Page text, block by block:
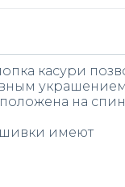
касури
украшением
на
имеют